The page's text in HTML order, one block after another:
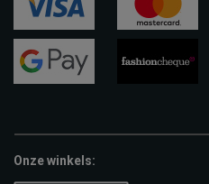
visa
Onze winkels: